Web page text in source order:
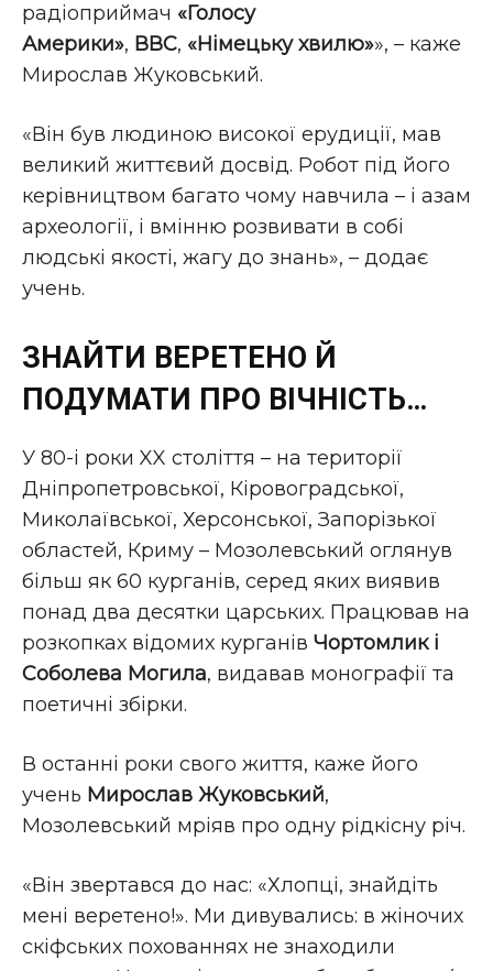
радіоприймач «Голосу
Америки», ВВС, «Німецьку хвилю»», – каже
Мирослав Жуковський.
«Він був людиною високої ерудиції, мав
великий життєвий досвід. Робот під його
керівництвом багато чому навчила – і азам
археології, і вмінню розвивати в собі
людські якості, жагу до знань», – додає
учень.
ЗНАЙТИ ВЕРЕТЕНО Й
ПОДУМАТИ ПРО ВІЧНІСТЬ…
У 80-і роки XX століття – на території
Дніпропетровської, Кіровоградської,
Миколаївської, Херсонської, Запорізької
областей, Криму – Мозолевський оглянув
більш як 60 курганів, серед яких виявив
понад два десятки царських. Працював на
розкопках відомих курганів Чортомлик і
Соболева Могила, видавав монографії та
поетичні збірки.
В останні роки свого життя, каже його
учень Мирослав Жуковський,
Мозолевський мріяв про одну рідкісну річ.
«Він звертався до нас: «Хлопці, знайдіть
мені веретено!». Ми дивувались: в жіночих
скіфських похованнях не знаходили